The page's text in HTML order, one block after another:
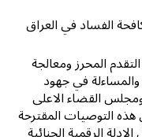
الفساد في العراق
المحرز ومعالجة
في جهود
القضاء الاعلى
التوصيات المقترحة